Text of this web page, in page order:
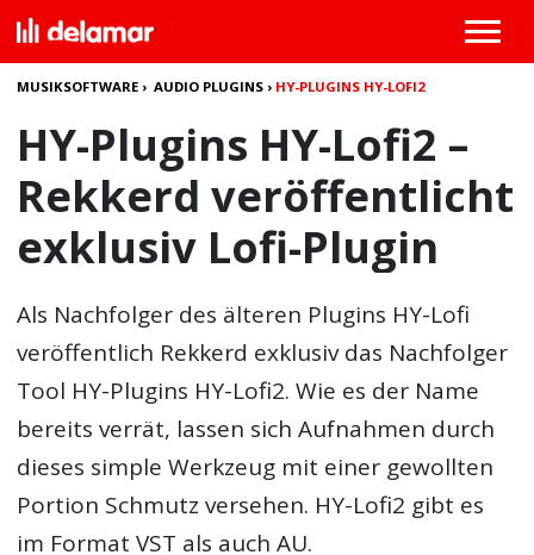
MUSIKSOFTWARE ›AUDIO PLUGINS › HY-PLUGINS HY-LOFI2
HY-Plugins HY-Lofi2 –
Rekkerd veröffentlicht
exklusiv Lofi-Plugin
Als Nachfolger des älteren Plugins HY-Lofi
veröffentlich Rekkerd exklusiv das Nachfolger
Tool HY-Plugins HY-Lofi2. Wie es der Name
bereits verrät, lassen sich Aufnahmen durch
dieses simple Werkzeug mit einer gewollten
Portion Schmutz versehen. HY-Lofi2 gibt es
im Format VST als auch AU.